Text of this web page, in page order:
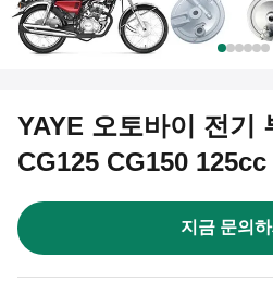
YAYE 오토바이 전기
CG125 CG150
지금 문의